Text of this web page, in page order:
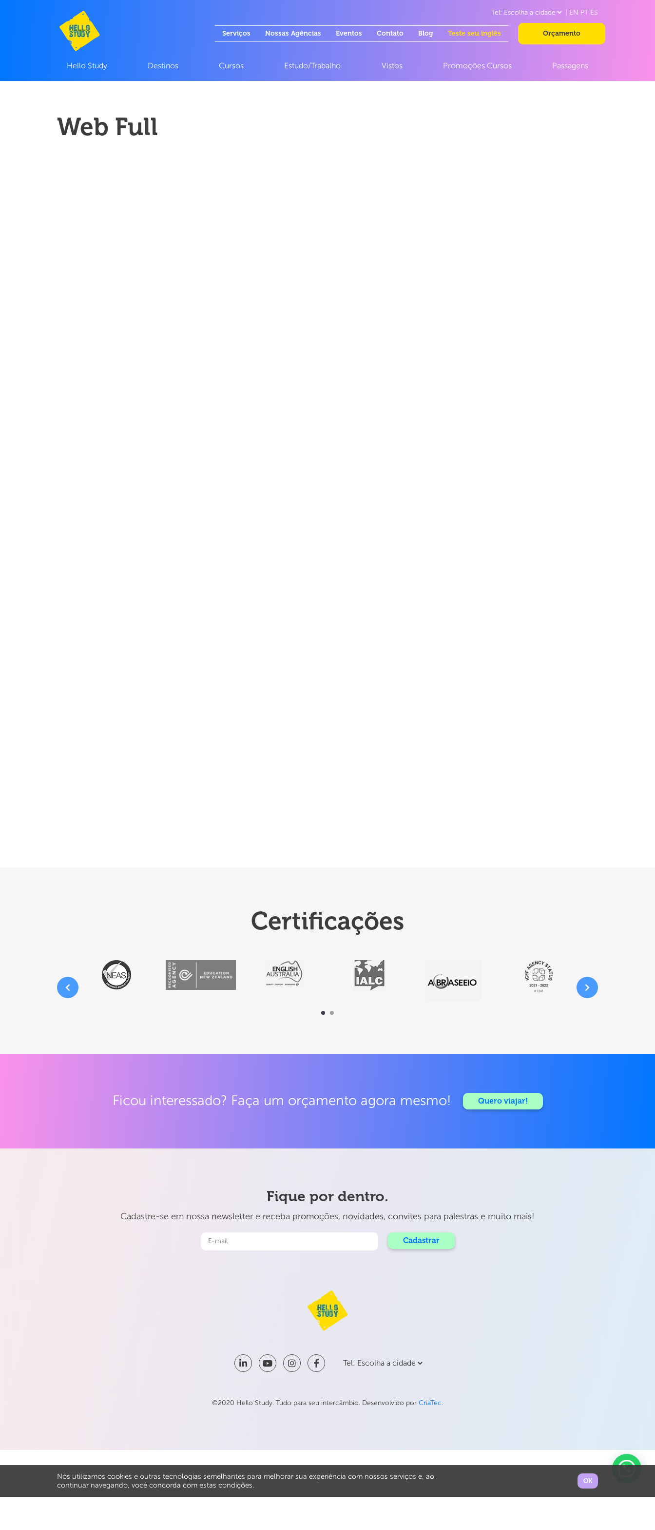
EN PT ES
Serviços Nossas Agências Eventos Contato Blog Teste seu inglês Orçamento
Hello Study Destinos Cursos Estudo/Trabalho Vistos Promoções Cursos Passagens
Web Full
Certificações
Ficou interessado? Faça um orçamento agora mesmo! Quero viajar!
Fique por dentro.
Cadastre-se em nossa newsletter e receba promoções, novidades, convites para palestras e muito mais!
©2020 Hello Study. Tudo para seu intercâmbio. Desenvolvido por CriaTec.
Nós utilizamos cookies e outras tecnologias semelhantes para melhorar sua experiência com nossos serviços e, ao
continuar navegando, você concorda com estas condições.
OK